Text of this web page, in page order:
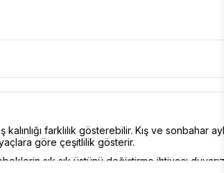
farklılık gösterebilir. Kış ve sonbahar
göre çeşitlilik gösterir.
sık sık üstünü değiştirme ihtiyacı